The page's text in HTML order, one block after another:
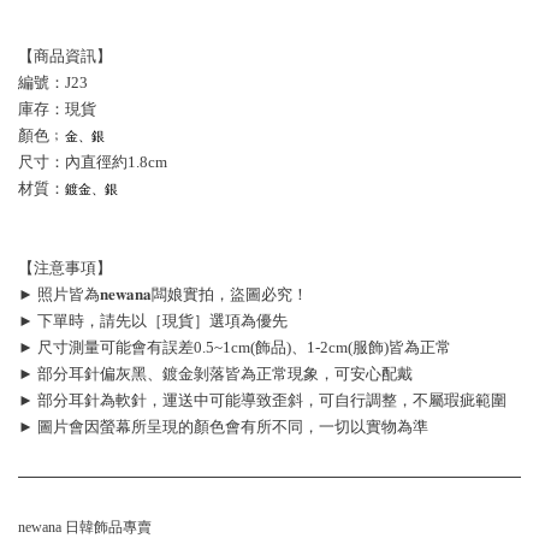
【商品資訊】
編號：J23
庫存：現貨
顏色﹔ 金、銀
尺寸：內直徑約1.8cm
材質： 鍍金、銀
【注意事項】
► 照片皆為𝐧𝐞𝐰𝐚𝐧𝐚闆娘實拍，盜圖必究！
► 下單時，請先以［現貨］選項為優先
► 尺寸測量可能會有誤差0.5~1cm(飾品)、1-2cm(服飾)皆為正常
► 部分耳針偏灰黑、鍍金剝落皆為正常現象，可安心配戴
► 部分耳針為軟針，運送中可能導致歪斜，可自行調整，不屬瑕疵範圍
► 圖片會因螢幕所呈現的顏色會有所不同，一切以實物為準
newana 日韓飾品專賣